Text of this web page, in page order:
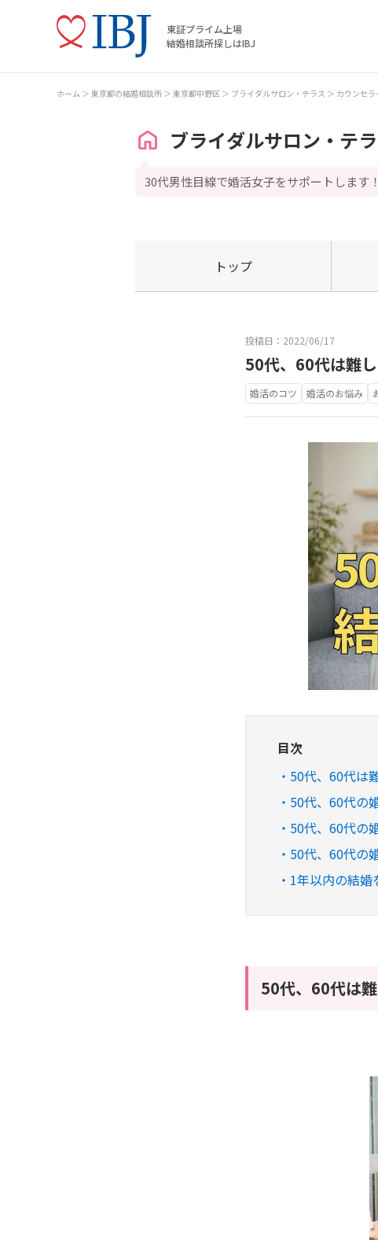
東証プライム上場
結婚相談所探しはIBJ
ホーム 東京都の結婚相談所 東京都中野区 ブライダルサロン・テラス カウンセ
ブライダルサロン・テ
30代男性目線で婚活女子をサポートします！
トップ
投稿日：2022/06/17
50代、60代は難
婚活のコツ 婚活のお悩み
目次
50代、60代は
50代、60代の
50代、60代の
50代、60代の
1年以内の結婚
50代、60代は